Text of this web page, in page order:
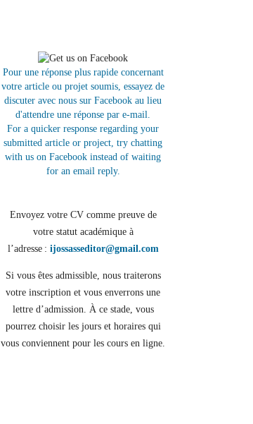
Pour une réponse plus rapide concernant
votre article ou projet soumis, essayez de
discuter avec nous sur Facebook au lieu
d'attendre une réponse par e-mail.
For a quicker response regarding your
submitted article or project, try chatting
with us on Facebook instead of waiting
for an email reply.
Envoyez votre CV comme preuve de
votre statut académique à
l’adresse : ijossasseditor@gmail.com
Si vous êtes admissible, nous traiterons
votre inscription et vous enverrons une
lettre d’admission. À ce stade, vous
pourrez choisir les jours et horaires qui
vous conviennent pour les cours en ligne.